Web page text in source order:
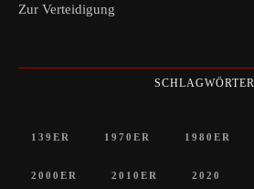
Zur Verteidigung
SCHLAGWÖRTER
139ER 1970ER 1980ER
2000ER 2010ER 2020